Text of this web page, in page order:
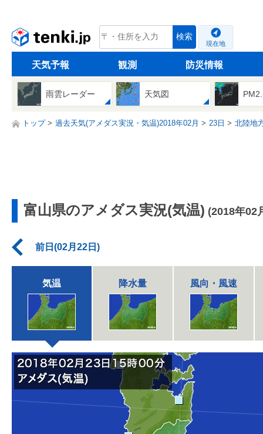
tenki.jp 検索
現在地
天気予報 観測 防災情報
雨雲レーダー 天気図
トップ 過去天気(アメダス実況・気温)2018年02月 23日 北陸地
富山県のアメダス実況(気温) (2018年02
前日(02月22日)
気温 降水量 風向・風速